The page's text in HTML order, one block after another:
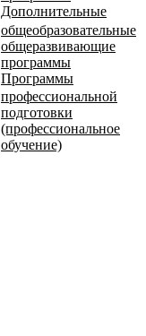
Дополнительные
общеобразовательные
общеразвивающие
программы
Программы
профессиональной
подготовки
(профессиональное
обучение)